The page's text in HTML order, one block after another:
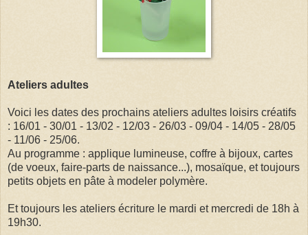
Ateliers adultes
Voici les dates des prochains ateliers adultes loisirs créatifs
: 16/01 - 30/01 - 13/02 - 12/03 - 26/03 - 09/04 - 14/05 - 28/05
- 11/06 - 25/06.
Au programme : applique lumineuse, coffre à bijoux, cartes
(de voeux, faire-parts de naissance...), mosaïque, et toujours
petits objets en pâte à modeler polymère.
Et toujours les ateliers écriture le mardi et mercredi de 18h à
19h30.